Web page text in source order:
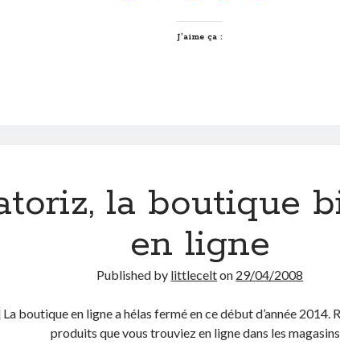
J’aime ça :
la boutique
en ligne
Published by littlecelton 29/04/2008
boutique en ligne a hélas fermé en ce début d’année 2014.
produits que vous trouviez en ligne dans les